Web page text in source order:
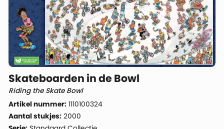
Skateboarden in de Bowl
Riding the Skate Bowl
Artikel nummer: 1110100324
Aantal stukjes: 2000